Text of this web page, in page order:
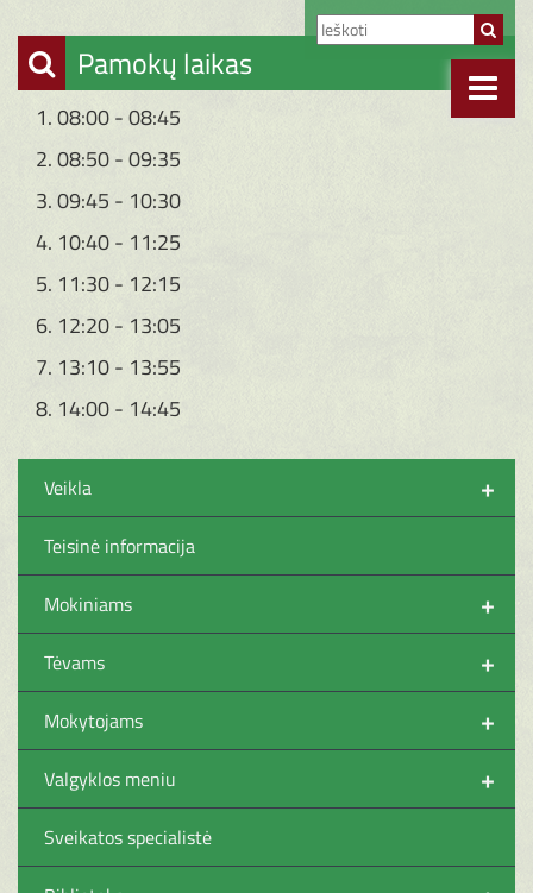
Pamokų laikas
1. 08:00 - 08:45
2. 08:50 - 09:35
3. 09:45 - 10:30
4. 10:40 - 11:25
5. 11:30 - 12:15
6. 12:20 - 13:05
7. 13:10 - 13:55
8. 14:00 - 14:45
+
Veikla
Teisinė informacija
+
Mokiniams
+
Tėvams
+
Mokytojams
+
Valgyklos meniu
Sveikatos specialistė